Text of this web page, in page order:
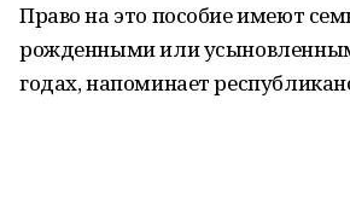
Право на это пособие имеют
рожденными или
годах, напоминает